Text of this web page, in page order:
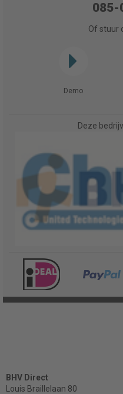
085-
Of stuur
Demo
Deze
BHV Direct
Louis Braillelaan 80